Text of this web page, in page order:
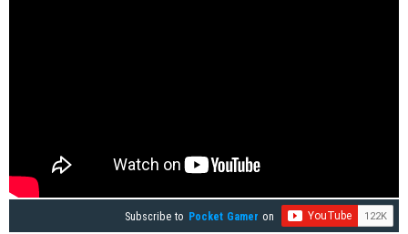
Subscribe to Pocket Gamer on